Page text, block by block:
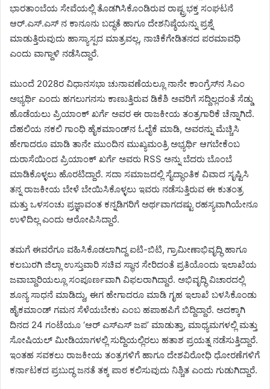
ಭಾರತಾಂಬೆಯ ಸೇವೆಯಲ್ಲಿ ತೊಡಗಿಸಿಕೊಂಡಿರುವ ರಾಷ್ಟ್ರಭಕ್ತ ಸಂಘಟನೆ
ಆರ್‌.ಎಸ್.ಎಸ್ ನ ಕಾನೂನು ಬದ್ಧತೆ ಹಾಗೂ ದೇಶನಿಷ್ಠೆಯನ್ನು ಪ್ರಶ್ನೆ
ಮಾಡುತ್ತಿರುವುದು ಹಾಸ್ಯಾಸ್ಪದ ಮಾತ್ರವಲ್ಲ, ನಾಚಿಕೆಗೇಡಿತನದ ಪರಮಾವಧಿ
ಎಂದು ವಾಗ್ದಾಳಿ ನಡೆಸಿದ್ದಾರೆ.
ಮುಂದೆ 2028ರ ವಿಧಾನಸಭಾ ಚುನಾವಣೆಯಲ್ಲೂ ನಾನೇ ಕಾಂಗ್ರೆಸ್‌ನ ಸಿಎಂ
ಅಭ್ಯರ್ಥಿ ಎಂದು ಹಗಲುಗನಸು ಕಾಣುತ್ತಿರುವ ಡಿಕೆಶಿ ಅವರಿಗೆ ಸದ್ದಿಲ್ಲದಂತೆ ಸೆಡ್ಡು
ಹೊಡೆಯಲು ಪ್ರಿಯಾಂಕ್ ಖರ್ಗೆ ಅವರ ಈ ರಾಜಕೀಯ ತಂತ್ರಗಾರಿಕೆ ಚೆನ್ನಾಗಿದೆ.
ದೆಹಲಿಯ ನಕಲಿ ಗಾಂಧಿ ಹೈಕಮಾಂಡ್‌ನ ಓಲೈಕೆ ಮಾಡಿ, ಅವರನ್ನು ಮೆಚ್ಚಿಸಿ
ಹೇಗಾದರೂ ಮಾಡಿ ತಾನೇ ಮುಂದಿನ ಮುಖ್ಯಮಂತ್ರಿ ಅಭ್ಯರ್ಥಿ ಆಗಬೇಕೆಂಬ
ದುರಾಸೆಯಿಂದ ಪ್ರಿಯಾಂಕ್ ಖರ್ಗೆ ಅವರು RSS ಅನ್ನು ಬೆದರು ಬೊಂಬೆ
ಮಾಡಿಕೊಳ್ಳಲು ಹೊರಟಿದ್ದಾರೆ. ಸದಾ ಸಮಾಜದಲ್ಲಿ ಸೈದ್ಧಾಂತಿಕ ವಿವಾದ ಸೃಷ್ಟಿಸಿ
ತನ್ನ ರಾಜಕೀಯ ಬೇಳೆ ಬೇಯಿಸಿಕೊಳ್ಳಲು ಇವರು ನಡೆಸುತ್ತಿರುವ ಈ ಕುತಂತ್ರ
ಮತ್ತು ಒಳಸಂಚು ಪ್ರಜ್ಞಾವಂತ ಕನ್ನಡಿಗರಿಗೆ ಅರ್ಥವಾಗದಷ್ಟು ರಹಸ್ಯವಾಗಿಯೇನೂ
ಉಳಿದಿಲ್ಲ ಎಂದು ಆರೋಪಿಸಿದ್ದಾರೆ.
ತಮಗೆ ಈವರೆಗೂ ವಹಿಸಿಕೊಡಲಾಗಿದ್ದ ಐಟಿ-ಬಿಟಿ, ಗ್ರಾಮೀಣಾಭಿವೃದ್ಧಿ ಹಾಗೂ
ಕಲಬುರಗಿ ಜಿಲ್ಲಾ ಉಸ್ತುವಾರಿ ಸಚಿವ ಸ್ಥಾನ ಸೇರಿದಂತೆ ಪ್ರತಿಯೊಂದು ಇಲಾಖೆಯ
ಜವಾಬ್ದಾರಿಯಲ್ಲೂ ಸಂಪೂರ್ಣವಾಗಿ ವಿಫಲರಾಗಿದ್ದಾರೆ. ಅಭಿವೃದ್ಧಿ ವಿಚಾರದಲ್ಲಿ
ಶೂನ್ಯ ಸಾಧನೆ ಮಾಡಿದ್ದು, ಈಗ ಹೇಗಾದರೂ ಮಾಡಿ ಗೃಹ ಇಲಾಖೆ ಬಳಸಿಕೊಂಡು
ಹೈಕಮಾಂಡ್ ಗಮನ ಸೆಳೆಯಬೇಕು ಎಂಬ ಹಪಾಹಪಿಗೆ ಬಿದ್ದಿದ್ದಾರೆ. ಅದಕ್ಕಾಗಿ
ದಿನದ 24 ಗಂಟೆಯೂ ‘ಆರ್ ಎಸ್ಎಸ್ ಜಪ’ ಮಾಡುತ್ತಾ, ಮಾಧ್ಯಮಗಳಲ್ಲಿ ಮತ್ತು
ಸೋಷಿಯಲ್ ಮೀಡಿಯಾಗಳಲ್ಲಿ ಸುದ್ದಿಯಲ್ಲಿರಲು ಹತಾಶ ಪ್ರಯತ್ನ ನಡೆಸುತ್ತಿದ್ದಾರೆ.
ಇಂತಹ ಸವಕಲು ರಾಜಕೀಯ ತಂತ್ರಗಳಿಗೆ ಹಾಗೂ ದೇಶವಿರೋಧಿ ಧೋರಣೆಗಳಿಗೆ
ಕರ್ನಾಟಕದ ಪ್ರಬುದ್ಧ ಜನತೆ ತಕ್ಕ ಪಾಠ ಕಲಿಸುವುದು ನಿಶ್ಚಿತ ಎಂದು ಗುಡುಗಿದ್ದಾರೆ.